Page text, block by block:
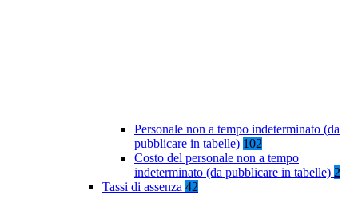
Personale non a tempo indeterminato (da
pubblicare in tabelle) 102
Costo del personale non a tempo
indeterminato (da pubblicare in tabelle) 2
Tassi di assenza 42